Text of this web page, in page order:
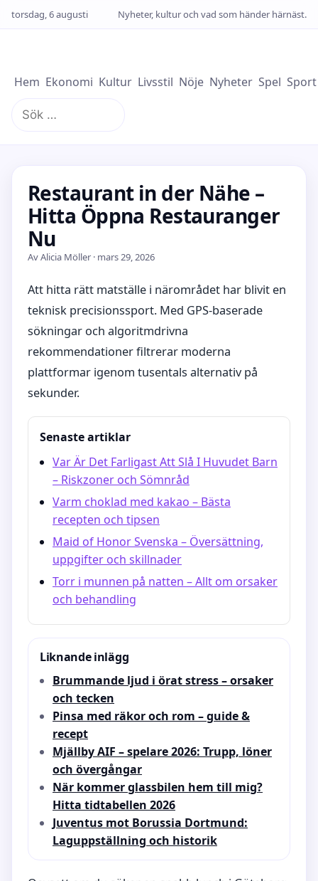
torsdag, 6 augusti Nyheter, kultur och vad som händer härnäst.
Hem Ekonomi Kultur Livsstil Nöje Nyheter Spel Sport
Sök
efter:
Restaurant in der Nähe –
Hitta Öppna Restauranger
Nu
Av Alicia Möller · mars 29, 2026
Att hitta rätt matställe i närområdet har blivit en
teknisk precisionssport. Med GPS-baserade
sökningar och algoritmdrivna
rekommendationer filtrerar moderna
plattformar igenom tusentals alternativ på
sekunder.
Senaste artiklar
Var Är Det Farligast Att Slå I Huvudet Barn
– Riskzoner och Sömnråd
Varm choklad med kakao – Bästa
recepten och tipsen
Maid of Honor Svenska – Översättning,
uppgifter och skillnader
Torr i munnen på natten – Allt om orsaker
och behandling
Liknande inlägg
Brummande ljud i örat stress – orsaker
och tecken
Pinsa med räkor och rom – guide &
recept
Mjällby AIF – spelare 2026: Trupp, löner
och övergångar
När kommer glassbilen hem till mig?
Hitta tidtabellen 2026
Juventus mot Borussia Dortmund:
Laguppställning och historik